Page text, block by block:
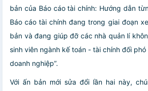
bản của Báo cáo tài chính: Hướng dẫn
Báo cáo tài chính đang trong giai đoạn
bản và đang giúp đỡ các nhà quản lí
sinh viên ngành kế toán - tài chính đối phó
doanh nghiệp”.
Với ấn bản mới sửa đổi lần hai này,